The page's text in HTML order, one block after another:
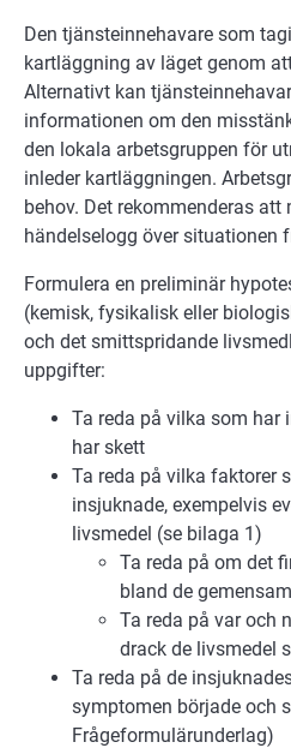
Den tjänsteinnehavare som
kartläggning av läget genom
Alternativt kan
informationen om den
den lokala arbetsgruppen för
inleder kartläggningen.
behov. Det rekommenderas
händelselogg över situationen
Formulera en preliminär
(kemisk, fysikalisk eller
och det smittspridande
uppgifter:
Ta reda på vilka som har
har skett
Ta reda på vilka faktorer
insjuknade, exempelvis
livsmedel (se bilaga 1)
Ta reda på om det
bland de
Ta reda på var och
drack de livsmedel
Ta reda på de
symptomen började och
Frågeformulärunderlag)